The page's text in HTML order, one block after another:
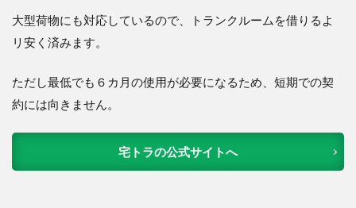
大型荷物にも対応しているので、トランクルームを借りるよ
リ安く済みます。
ただし最低でも６カ月の使用が必要になるため、短期での契
約には向きません。
宅トラの公式サイトへ